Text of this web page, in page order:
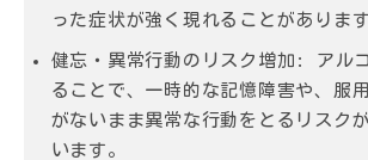
った症状が強く現れることがあります
健忘・異常行動のリスク増加 : アル
ることで、一時的な記憶障害や、服
がないまま異常な行動をとるリスク
います。